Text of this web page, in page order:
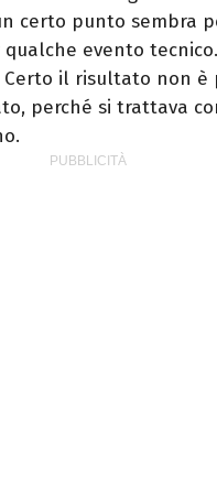
certo punto sembra
evento tecnico.
Certo il risultato non
perché si trattava